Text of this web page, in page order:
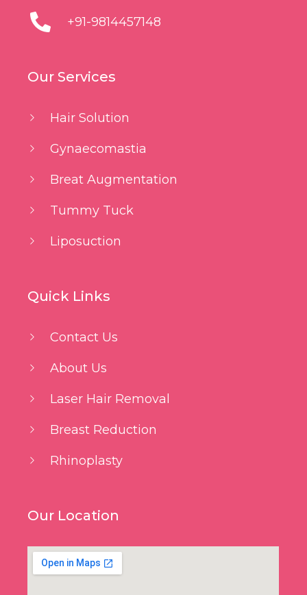
+91-9814457148
Our Services
Hair Solution
Gynaecomastia
Breat Augmentation
Tummy Tuck
Liposuction
Quick Links
Contact Us
About Us
Laser Hair Removal
Breast Reduction
Rhinoplasty
Our Location